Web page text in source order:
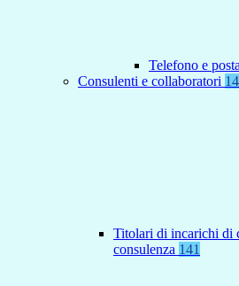
Telefono e
Consulenti e collaboratori
Titolari di incarichi di
consulenza 141